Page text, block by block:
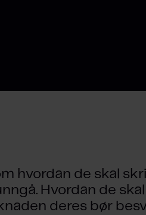
hvordan de skal
Hvordan de
deres bør